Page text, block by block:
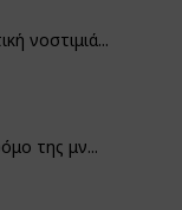
νοστιμιά...
της μν...